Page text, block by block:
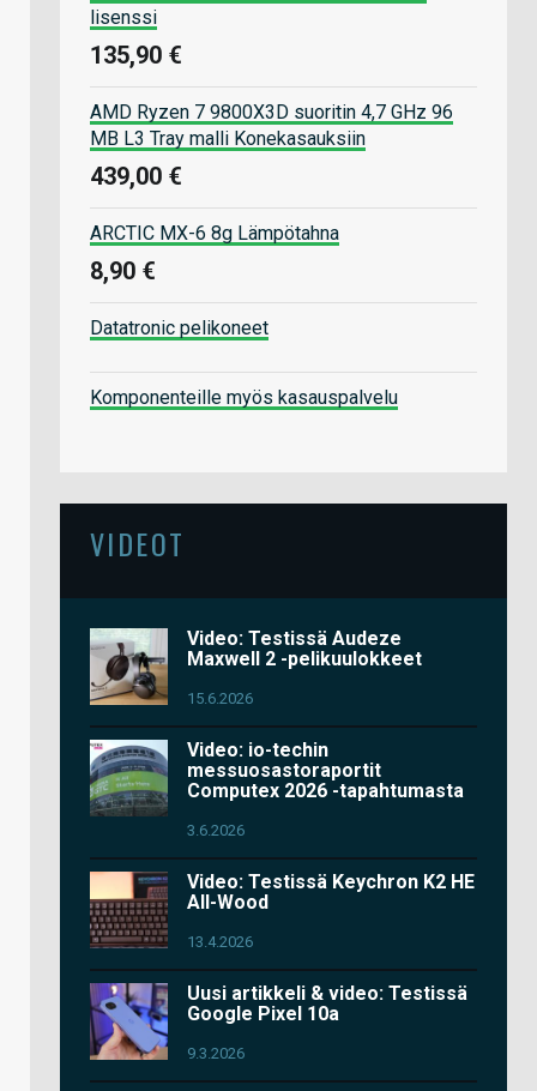
lisenssi
135,90 €
AMD Ryzen 7 9800X3D suoritin 4,7 GHz 96
MB L3 Tray malli Konekasauksiin
439,00 €
ARCTIC MX-6 8g Lämpötahna
8,90 €
Datatronic pelikoneet
Komponenteille myös kasauspalvelu
VIDEOT
Video: Testissä Audeze
Maxwell 2 -pelikuulokkeet
15.6.2026
Video: io-techin
messuosastoraportit
Computex 2026 -tapahtumasta
3.6.2026
Video: Testissä Keychron K2 HE
All-Wood
13.4.2026
Uusi artikkeli & video: Testissä
Google Pixel 10a
9.3.2026